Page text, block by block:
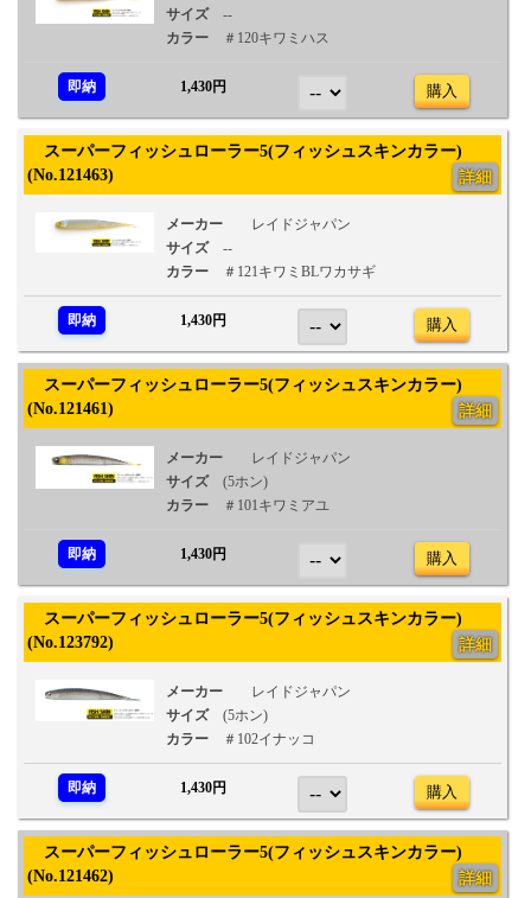
サイズ
--
カラー
＃120キワミハス
即納 1,430円 購入
スーパーフィッシュローラー5(フィッシュスキンカラー)
(No.121463)
詳細
メーカー
レイドジャパン
サイズ
--
カラー
＃121キワミBLワカサギ
即納 1,430円 購入
スーパーフィッシュローラー5(フィッシュスキンカラー)
(No.121461)
詳細
メーカー
レイドジャパン
サイズ
(5ホン)
カラー
＃101キワミアユ
即納 1,430円 購入
スーパーフィッシュローラー5(フィッシュスキンカラー)
(No.123792)
詳細
メーカー
レイドジャパン
サイズ
(5ホン)
カラー
＃102イナッコ
即納 1,430円 購入
スーパーフィッシュローラー5(フィッシュスキンカラー)
(No.121462)
詳細